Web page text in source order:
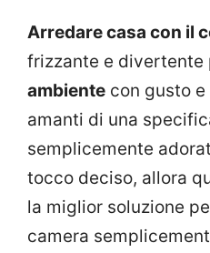
Arredare casa con il
frizzante e divertente
ambiente con gusto
amanti di una
semplicemente
tocco deciso, allora
la miglior soluzione
camera